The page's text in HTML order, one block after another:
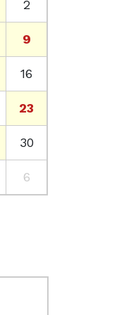
2
9
16
23
30
6